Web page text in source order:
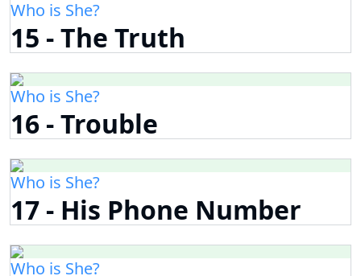
Who is She?
15 - The Truth
Who is She?
16 - Trouble
Who is She?
17 - His Phone Number
Who is She?